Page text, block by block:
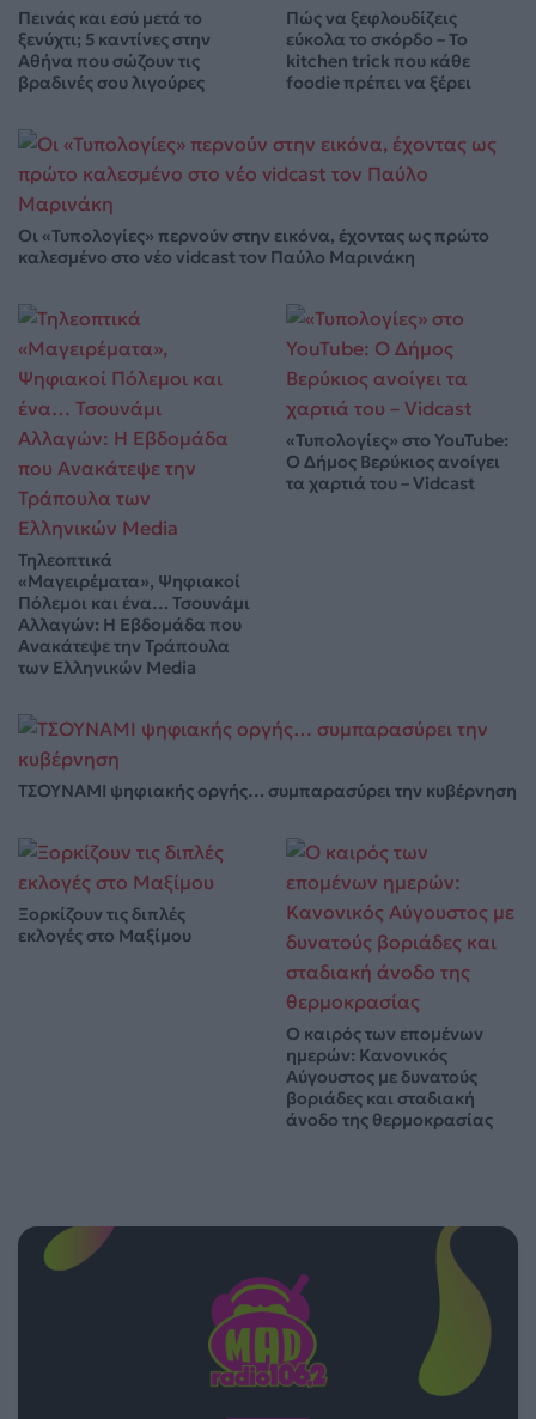
Πεινάς και εσύ μετά το
ξενύχτι; 5 καντίνες στην
Αθήνα που σώζουν τις
βραδινές σου λιγούρες
Πώς να ξεφλουδίζεις
εύκολα το σκόρδο – Το
kitchen trick που κάθε
foodie πρέπει να ξέρει
Οι «Τυπολογίες» περνούν στην εικόνα, έχοντας ως πρώτο
καλεσμένο στο νέο vidcast τον Παύλο Μαρινάκη
Τηλεοπτικά
«Μαγειρέματα», Ψηφιακοί
Πόλεμοι και ένα… Τσουνάμι
Αλλαγών: Η Εβδομάδα που
Ανακάτεψε την Τράπουλα
των Ελληνικών Media
«Τυπολογίες» στο YouTube:
Ο Δήμος Βερύκιος ανοίγει
τα χαρτιά του – Vidcast
ΤΣΟΥΝΑΜΙ ψηφιακής οργής… συμπαρασύρει την κυβέρνηση
Ξορκίζουν τις διπλές
εκλογές στο Μαξίμου
Ο καιρός των επομένων
ημερών: Κανονικός
Αύγουστος με δυνατούς
βοριάδες και σταδιακή
άνοδο της θερμοκρασίας